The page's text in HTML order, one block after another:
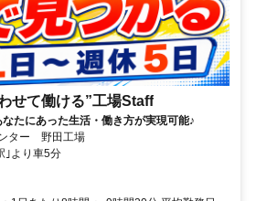
せて働ける”工場Staff
たにあった生活・働き方が実現可能♪
ター 野田工場
｣より車5分